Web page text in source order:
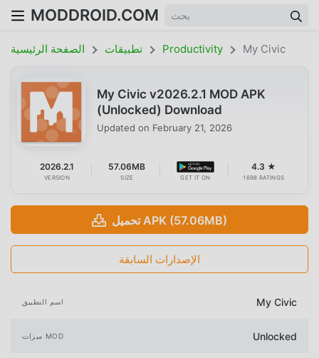
MODDROID.COM
الصفحة الرئيسية تطبيقات Productivity My Civic
My Civic v2026.2.1 MOD APK
(Unlocked) Download
Updated on February 21, 2026
2026.2.1
VERSION
57.06MB
SIZE GET IT ON
4.3 ★
1698 RATINGS
تحميل APK (57.06MB)
الإصدارات السابقة
اسم التطبيق My Civic
ميزات MOD Unlocked